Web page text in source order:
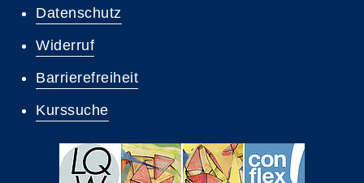
Datenschutz
Widerruf
Barrierefreiheit
Kurssuche